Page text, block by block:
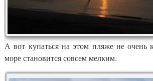
А вот купаться на этом пляже не очень
море становится совсем мелким.